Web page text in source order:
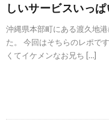
しいサービスいっぱ
沖縄県本部町にある渡久地
た。 今回はそちらのレポで
くてイケメンなお兄ち […]